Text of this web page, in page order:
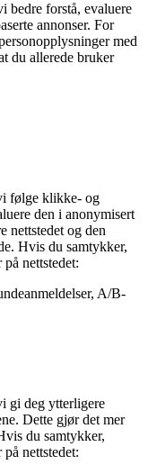
bedre forstå, evaluere
annonser. For
med
du allerede bruker
følge klikke- og
den i anonymisert
nettstedet og den
Hvis du samtykker,
nettstedet:
A/B-
gi deg ytterligere
Dette gjør det mer
du samtykker,
nettstedet: